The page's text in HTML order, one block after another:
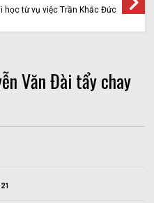
học từ vụ việc Trần Khắc Đức
Văn Đài tẩy chay